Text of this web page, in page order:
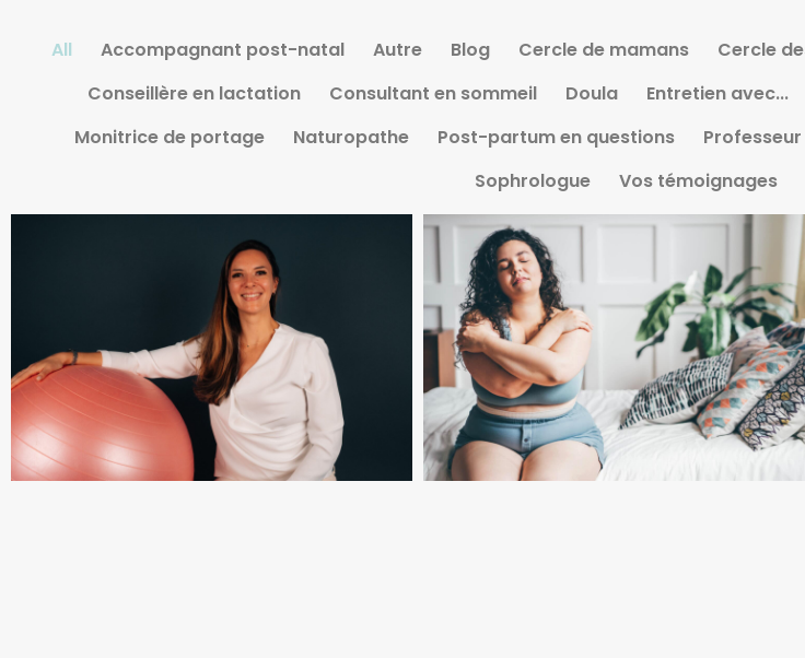
All Accompagnant post-natal Autre Blog Cercle de mamans Cercle
Conseillère en lactation
Consultant en sommeil Doula Entretien avec...
Monitrice de portage
Naturopathe Post-partum en questions
Sophrologue
Vos témoignages